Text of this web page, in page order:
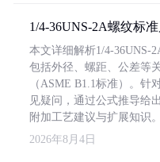
1/4-36UNS-2A螺纹标
本文详细解析1/4-36UNS-
包括外径、螺距、公差等
（ASME B1.1标准）。针
见疑问，通过公式推导给
附加工艺建议与扩展知识。
2026年8月4日